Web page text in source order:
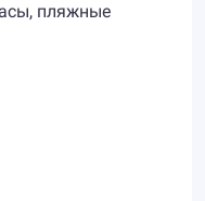
пляжные